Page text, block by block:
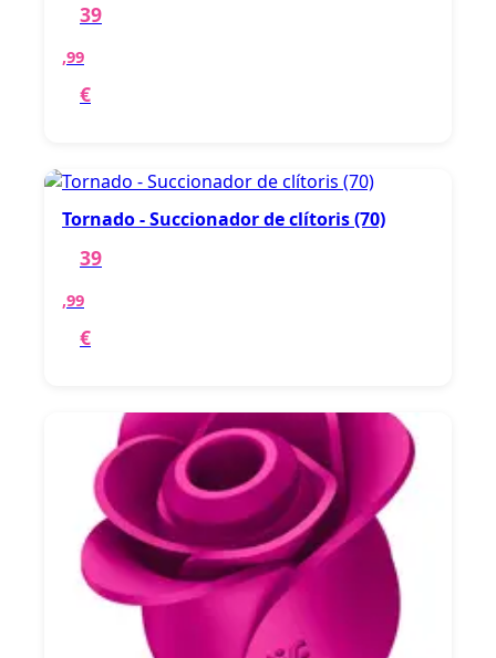
39
,99
€
Tornado - Succionador de clítoris (70)
39
,99
€